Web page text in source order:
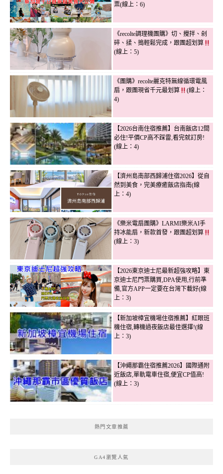
票(線上：6)
《recolte調理機團購》切、攪拌、剁
碎、揉、搗輕鬆完成，跟團超划算
(線上：5)
《團購》recolte麗克特無線循環電風
扇，跟團現省千元最划算
(線上：
4)
【2026台南住宿推薦】台南飯店12間
必住!平價CP高不踩雷,看完就訂房!
(線上：4)
【濟州島南部西歸浦住宿2026】從自
然到美食，完美療癒飯店指南(線
上：4)
《樂米電扇團購》LARMI樂米AI手
持冰能扇，新款首發，跟團超划算
(線上：3)
【2026東京迪士尼最新超強攻略】東
京迪士尼門票購買,DPA使用,行前準
備,官方APP一定要在台灣下載好(線
上：3)
【新加坡樟宜機場住宿推薦】紅眼班
機住宿,轉機過夜飯店最佳選擇!(線
上：3)
【沖繩那霸住宿推薦2026】國際通附
近飯店,單軌電車住宿,便宜CP值高!
(線上：3)
熱門文章推薦
GA4瀏覽人氣